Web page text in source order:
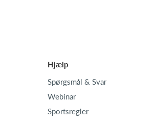
Hjælp
Spørgsmål & Svar
Webinar
Sportsregler